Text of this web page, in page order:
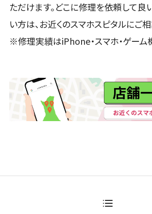
ただけます。どこに修理を依頼して良
い方は、お近くのスマホスピタルにご相
※修理実績はiPhone・スマホ・ゲーム